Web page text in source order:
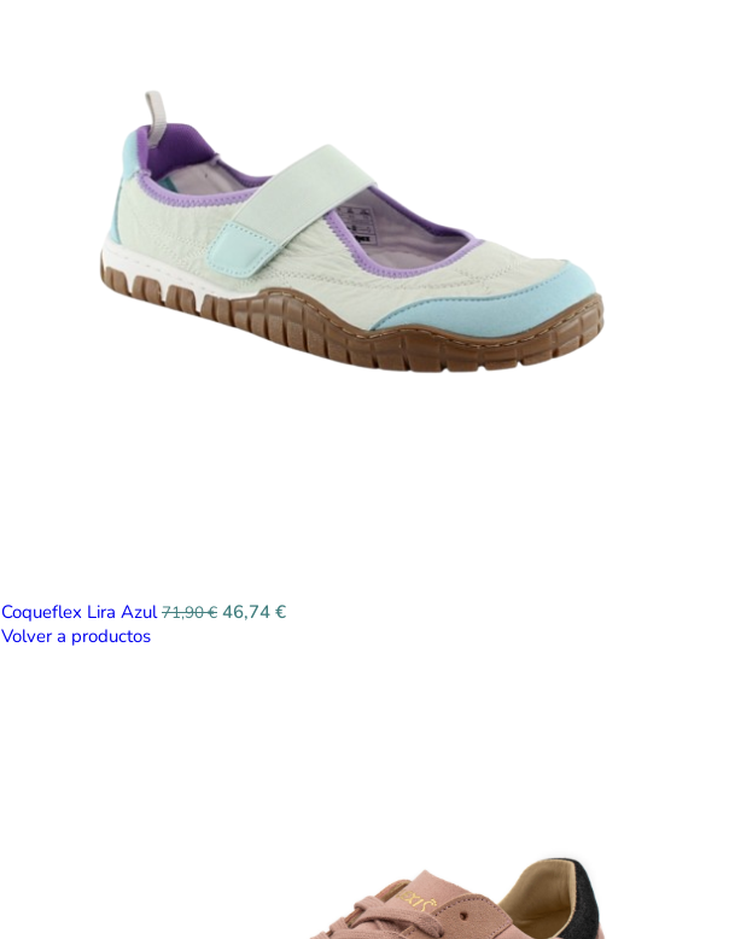
Coqueflex Lira Azul71,90€ 46,74 €
Volver a productos